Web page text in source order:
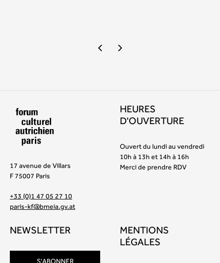
17 avenue de Villars
F 75007 Paris
+33 (0)1 47 05 27 10
paris-kf@bmeia.gv.at
HEURES
D'OUVERTURE
Ouvert du lundi au vendredi
10h à 13h et 14h à 16h
Merci de prendre RDV
NEWSLETTER
S'ABONNER
MENTIONS
LÉGALES